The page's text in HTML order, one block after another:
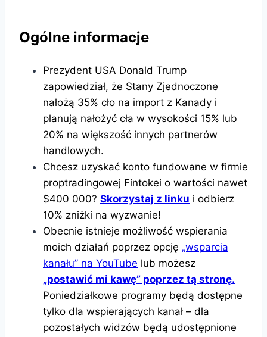
Ogólne informacje
Prezydent USA Donald Trump
zapowiedział, że Stany Zjednoczone
nałożą 35% cło na import z Kanady i
planują nałożyć cła w wysokości 15% lub
20% na większość innych partnerów
handlowych.
Chcesz uzyskać konto fundowane w firmie
proptradingowej Fintokei o wartości nawet
$400 000? Skorzystaj z linku i odbierz
10% zniżki na wyzwanie!
Obecnie istnieje możliwość wspierania
moich działań poprzez opcję „wsparcia
kanału” na YouTube lub możesz
„postawić mi kawę” poprzez tą stronę.
Poniedziałkowe programy będą dostępne
tylko dla wspierających kanał – dla
pozostałych widzów będą udostępnione